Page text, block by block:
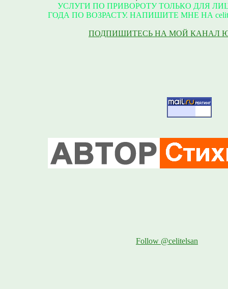
УСЛУГИ ПО ПРИВОРОТУ ТОЛЬКО ДЛЯ
ГОДА ПО ВОЗРАСТУ. НАПИШИТЕ МНЕ НА
ПОДПИШИТЕСЬ НА МОЙ КАНАЛ
Follow @celitelsan